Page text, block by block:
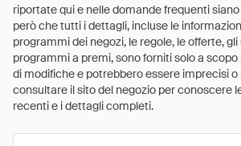
riportate qui e nelle domande frequenti
però che tutti i dettagli, incluse le
programmi dei negozi, le regole, le offerte,
programmi a premi, sono forniti solo a
di modifiche e potrebbero essere imprecisi o
consultare il sito del negozio per conoscere
recenti e i dettagli completi.